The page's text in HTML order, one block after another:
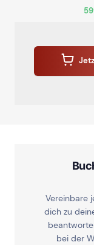
Vereinbare
dich zu
bei der